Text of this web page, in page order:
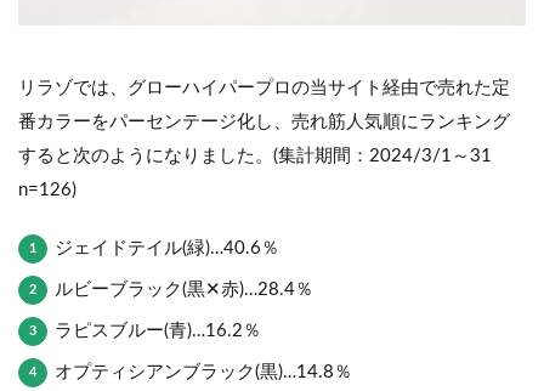
リラゾでは、グローハイパープロの当サイト経由で売れた定
番カラーをパーセンテージ化し、売れ筋人気順にランキング
すると次のようになりました。(集計期間：2024/3/1～31
n=126)
ジェイドテイル(緑)…40.6％
ルビーブラック(黒✕赤)…28.4％
ラピスブルー(青)…16.2％
オプティシアンブラック(黒)…14.8％